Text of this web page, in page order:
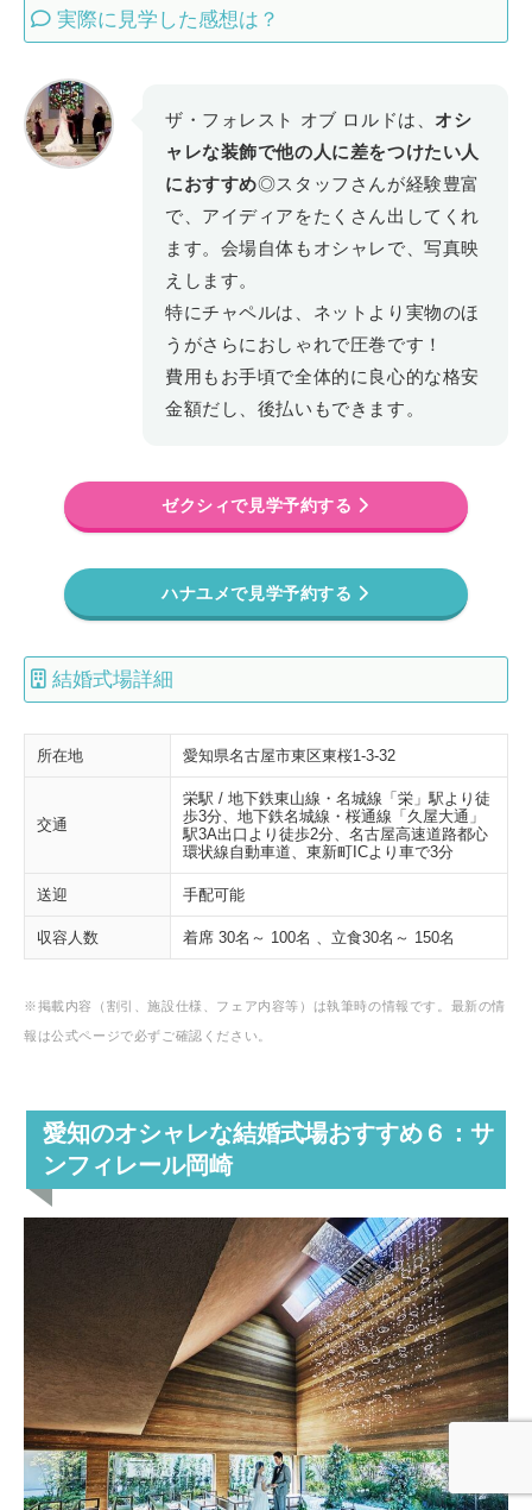
実際に見学した感想は？
ザ・フォレスト オブ ロルドは、 オシ
ャレな装飾で他の人に差をつけたい人
におすすめ◎スタッフさんが経験豊富
で、アイディアをたくさん出してくれ
ます。会場自体もオシャレで、写真映
えします。
特にチャペルは、ネットより実物のほ
うがさらにおしゃれで圧巻です！
費用もお手頃で全体的に良心的な格安
金額だし、後払いもできます。
ゼクシィで見学予約する
ハナユメで見学予約する
結婚式場詳細
所在地 愛知県名古屋市東区東桜1-3-32
交通
栄駅 / 地下鉄東山線・名城線「栄」駅より徒
歩3分、地下鉄名城線・桜通線「久屋大通」
駅3A出口より徒歩2分、名古屋高速道路都心
環状線自動車道、東新町ICより車で3分
送迎 手配可能
収容人数 着席 30名～ 100名 、立食30名～ 150名
※掲載内容（割引、施設仕様、フェア内容等）は執筆時の情報です。最新の情
報は公式ページで必ずご確認ください。
愛知のオシャレな結婚式場おすすめ６：サ
ンフィレール岡崎